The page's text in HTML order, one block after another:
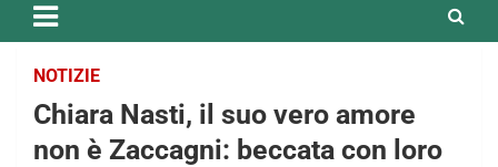
NOTIZIE
Chiara Nasti, il suo vero amore
non è Zaccagni: beccata con loro